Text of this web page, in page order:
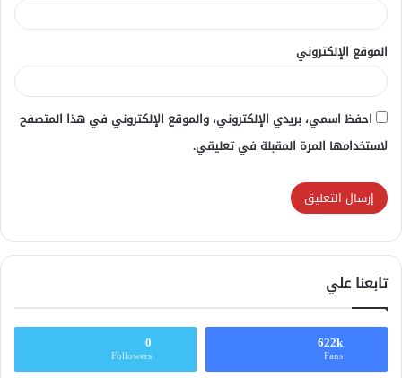
الموقع الإلكتروني
احفظ اسمي، بريدي الإلكتروني، والموقع الإلكتروني في هذا المتصفح
لاستخدامها المرة المقبلة في تعليقي.
تابعنا علي
622k
Fans
0
Followers